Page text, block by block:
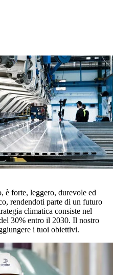
forte, leggero, durevole ed
rendendoti parte di un futuro
climatica consiste nel
30% entro il 2030. Il nostro
i tuoi obiettivi.